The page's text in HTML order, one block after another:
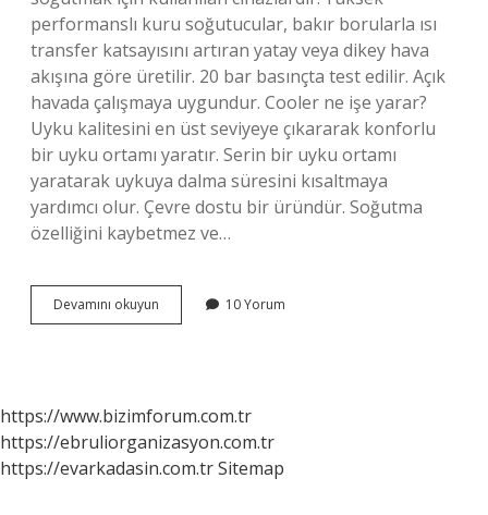
performanslı kuru soğutucular, bakır borularla ısı
transfer katsayısını artıran yatay veya dikey hava
akışına göre üretilir. 20 bar basınçta test edilir. Açık
havada çalışmaya uygundur. Cooler ne işe yarar?
Uyku kalitesini en üst seviyeye çıkararak konforlu
bir uyku ortamı yaratır. Serin bir uyku ortamı
yaratarak uykuya dalma süresini kısaltmaya
yardımcı olur. Çevre dostu bir üründür. Soğutma
özelliğini kaybetmez ve…
Devamını okuyun Drycooler
Nedir
10 Yorum
https://www.bizimforum.com.tr
https://ebruliorganizasyon.com.tr
https://evarkadasin.com.trSitemap